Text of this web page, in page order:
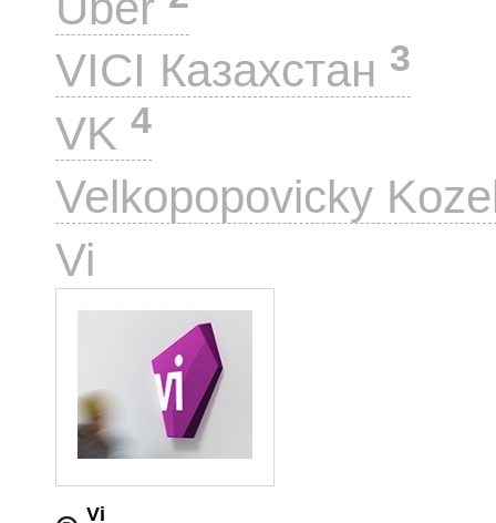
VICI Казахстан 3
VK 4
Velkopopovicky
Vi
Vi